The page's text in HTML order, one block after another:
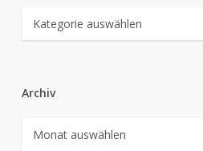
Kategorien
Archiv
Archiv